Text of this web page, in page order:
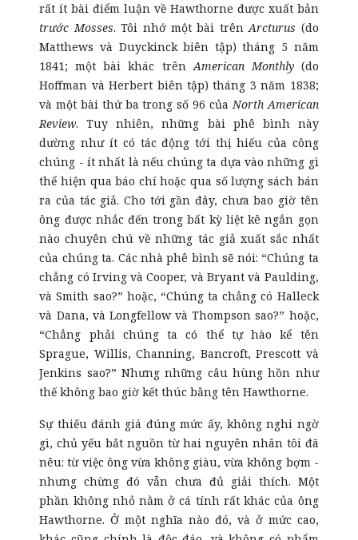
rất ít bài điểm luận về Hawthorne được xuất bản
trước Mosses. Tôi nhớ một bài trênArcturus (do
Matthews và Duyckinck biên tập) tháng 5 năm
1841; một bài khác trênAmerican Monthly(do
Hoffman và Herbert biên tập) tháng 3 năm 1838;
và một bài thứ ba trong số 96 củaNorth American
Review. Tuy nhiên, những bài phê bình này
dường như ít có tác động tới thị hiếu của công
chúng - ít nhất là nếu chúng ta dựa vào những gì
thể hiện qua báo chí hoặc qua số lượng sách bán
ra của tác giả. Cho tới gần đây, chưa bao giờ tên
ông được nhắc đến trong bất kỳ liệt kê ngắn gọn
nào chuyên chú về những tác giả xuất sắc nhất
của chúng ta. Các nhà phê bình sẽ nói: “Chúng ta
chẳng có Irving và Cooper, và Bryant và Paulding,
và Smith sao?” hoặc, “Chúng ta chẳng có Halleck
và Dana, và Longfellow và Thompson sao?” hoặc,
“Chẳng phải chúng ta có thể tự hào kể tên
Sprague, Willis, Channing, Bancroft, Prescott và
Jenkins sao?” Nhưng những câu hùng hồn như
thế không bao giờ kết thúc bằng tên Hawthorne.
Sự thiếu đánh giá đúng mức ấy, không nghi ngờ
gì, chủ yếu bắt nguồn từ hai nguyên nhân tôi đã
nêu: từ việc ông vừa không giàu, vừa không bợm -
nhưng chừng đó vẫn chưa đủ giải thích. Một
phần không nhỏ nằm ở cá tính rất khác của ông
Hawthorne. Ở một nghĩa nào đó, và ở mức cao,